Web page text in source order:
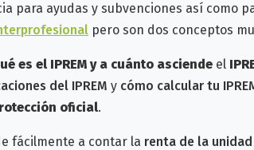
para ayudas y subvenciones así como
l pero son dos conceptos
es el IPREM y a cuánto asciende el
del IPREM y cómo calcular tu
oficial.
fácilmente a contar la renta de la